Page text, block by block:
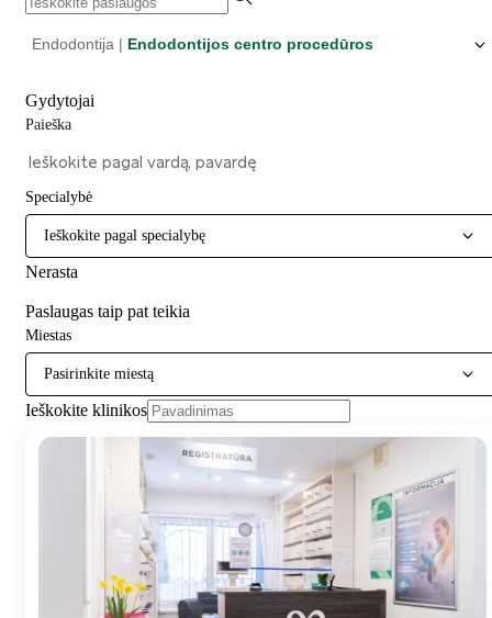
Endodontija | Endodontijos centro procedūros
Gydytojai
Paieška
Specialybė
Ieškokite pagal specialybę
Nerasta
Paslaugas taip pat teikia
Miestas
Pasirinkite miestą
Ieškokite klinikos